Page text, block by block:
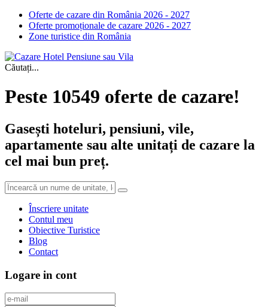
Oferte de cazare din România 2026 - 2027
Oferte promoționale de cazare 2026 - 2027
Zone turistice din România
Căutați...
Peste 10549 oferte de cazare!
Gasești hoteluri, pensiuni, vile,
apartamente sau alte unitați de cazare la
cel mai bun preț.
Înscriere unitate
Contul meu
Obiective Turistice
Blog
Contact
Logare in cont